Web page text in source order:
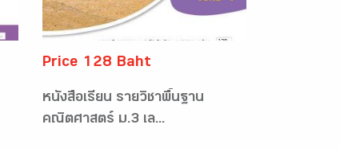
Price 128 Baht
หนังสือเรียน รายวิชาพื้นฐาน
คณิตศาสตร์ ม.3 เล...